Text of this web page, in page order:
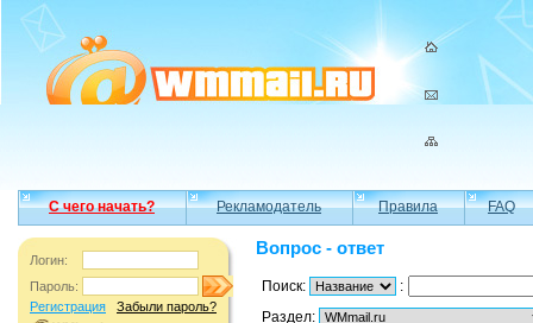
С чего начать? Рекламодатель Правила FAQ
Логин:
Пароль:
Регистрация
Забыли пароль?
Вопрос - ответ
Поиск:
:
Раздел: